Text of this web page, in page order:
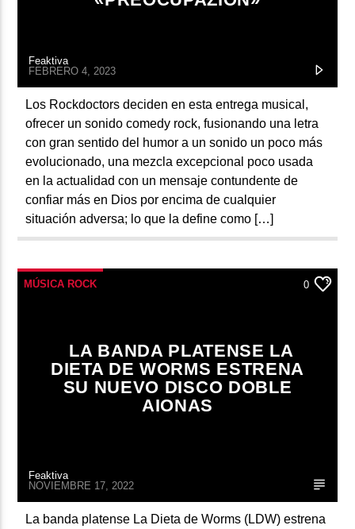
Feaktiva
FEBRERO 4, 2023
Los Rockdoctors deciden en esta entrega musical,
ofrecer un sonido comedy rock, fusionando una letra
con gran sentido del humor a un sonido un poco más
evolucionado, una mezcla excepcional poco usada
en la actualidad con un mensaje contundente de
confiar más en Dios por encima de cualquier
situación adversa; lo que la define como […]
MÚSICA ROCK 0
LA BANDA PLATENSE LA
DIETA DE WORMS ESTRENA
SU NUEVO DISCO DOBLE
AIONAS
Feaktiva
NOVIEMBRE 17, 2022
La banda platense La Dieta de Worms (LDW) estrena